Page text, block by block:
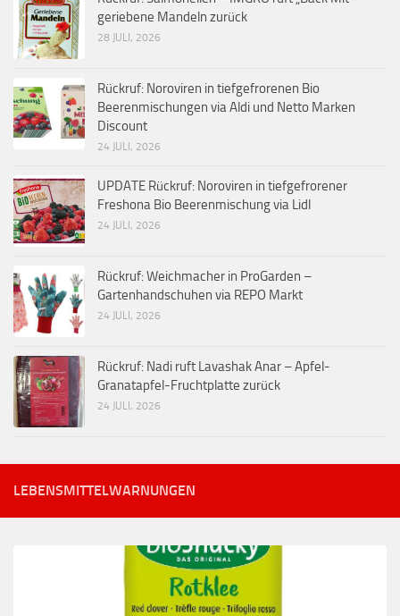
geriebene Mandeln zurück
28 JULI, 2026
Rückruf: Noroviren in tiefgefrorenen Bio
Beerenmischungen via Aldi und Netto Marken
Discount
24 JULI, 2026
UPDATE Rückruf: Noroviren in tiefgefrorener
Freshona Bio Beerenmischung via Lidl
24 JULI, 2026
Rückruf: Weichmacher in ProGarden –
Gartenhandschuhen via REPO Markt
24 JULI, 2026
Rückruf: Nadi ruft Lavashak Anar – Apfel-
Granatapfel-Fruchtplatte zurück
24 JULI, 2026
LEBENSMITTELWARNUNGEN